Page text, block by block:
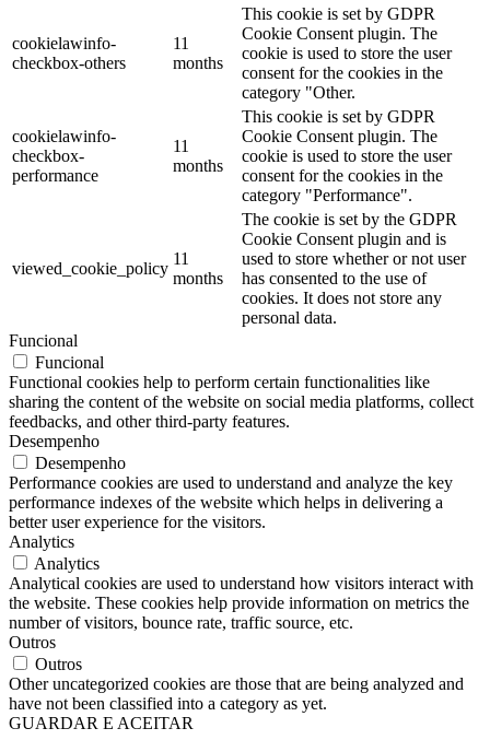
cookielawinfo-
checkbox-others
11
months
This cookie is set by GDPR
Cookie Consent plugin. The
cookie is used to store the user
consent for the cookies in the
category "Other.
cookielawinfo-
checkbox-
performance
11
months
This cookie is set by GDPR
Cookie Consent plugin. The
cookie is used to store the user
consent for the cookies in the
category "Performance".
viewed_cookie_policy
11
months
The cookie is set by the GDPR
Cookie Consent plugin and is
used to store whether or not user
has consented to the use of
cookies. It does not store any
personal data.
Funcional
Funcional
Functional cookies help to perform certain functionalities like
sharing the content of the website on social media platforms, collect
feedbacks, and other third-party features.
Desempenho
Desempenho
Performance cookies are used to understand and analyze the key
performance indexes of the website which helps in delivering a
better user experience for the visitors.
Analytics
Analytics
Analytical cookies are used to understand how visitors interact with
the website. These cookies help provide information on metrics the
number of visitors, bounce rate, traffic source, etc.
Outros
Outros
Other uncategorized cookies are those that are being analyzed and
have not been classified into a category as yet.
GUARDAR E ACEITAR